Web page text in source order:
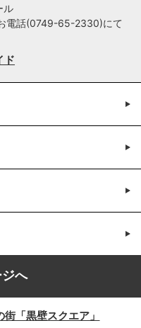
ル
電話(0749-65-2330)にて
ド
ジへ
「黒壁スクエア」